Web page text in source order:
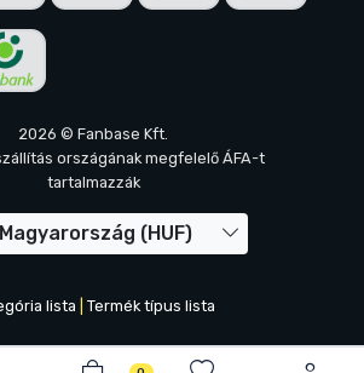
2026 © Fanbase Kft.
országának megfelelő ÁFA-t
tartalmazzák
Magyarország (HUF)
lista Termék típus lista